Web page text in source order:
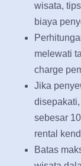
wisata,
biaya
melewati
charge
Jika
sebesar
rental
Batas